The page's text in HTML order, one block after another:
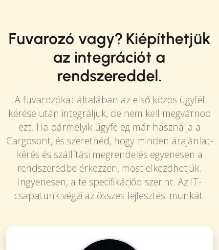
Fuvarozó vagy? Kiépíthetjük
az integrációt a
rendszereddel.
A fuvarozókat általában az első közös ügyfél
kérése után integráljuk, de nem kell megvárnod
ezt. Ha bármelyik ügyfelед már használja a
Cargosont, és szeretnéd, hogy minden árajánlat-
kérés és szállítási megrendelés egyenesen a
rendszeredbe érkezzen, most elkezdhetjük.
Ingyenesen, a te specifikációd szerint. Az IT-
csapatunk végzi az összes fejlesztési munkát.